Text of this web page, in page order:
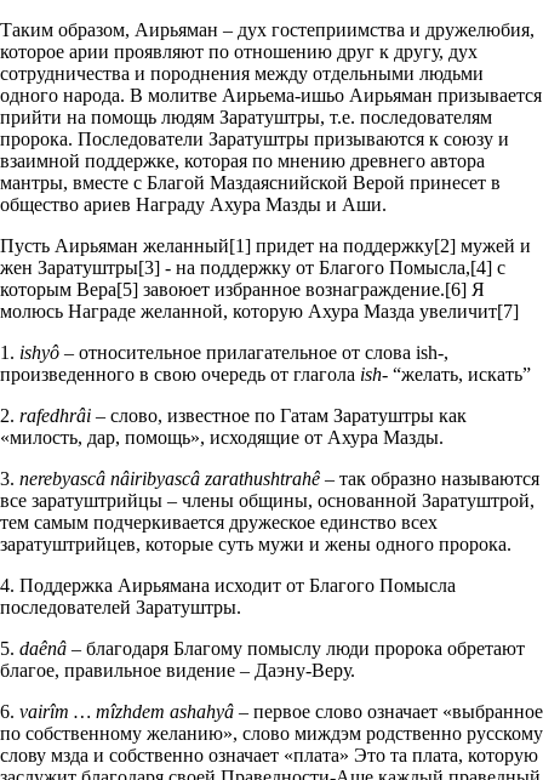
Таким образом, Аирьяман – дух гостеприимства и дружелюбия,
которое арии проявляют по отношению друг к другу, дух
сотрудничества и породнения между отдельными людьми
одного народа. В молитве Аирьема-ишьо Аирьяман призывается
прийти на помощь людям Заратуштры, т.е. последователям
пророка. Последователи Заратуштры призываются к союзу и
взаимной поддержке, которая по мнению древнего автора
мантры, вместе с Благой Маздаяснийской Верой принесет в
общество ариев Награду Ахура Мазды и Аши.
Пусть Аирьяман желанный[1] придет на поддержку[2] мужей и
жен Заратуштры[3] - на поддержку от Благого Помысла,[4] с
которым Вера[5] завоюет избранное вознаграждение.[6] Я
молюсь Награде желанной, которую Ахура Мазда увеличит[7]
1. ishyô – относительное прилагательное от слова ish-,
произведенного в свою очередь от глагола ish- “желать, искать”
2. rafedhrâi – слово, известное по Гатам Заратуштры как
«милость, дар, помощь», исходящие от Ахура Мазды.
3. nerebyascâ nâiribyascâ zarathushtrahê – так образно называются
все заратуштрийцы – члены общины, основанной Заратуштрой,
тем самым подчеркивается дружеское единство всех
заратуштрийцев, которые суть мужи и жены одного пророка.
4. Поддержка Аирьямана исходит от Благого Помысла
последователей Заратуштры.
5. daênâ – благодаря Благому помыслу люди пророка обретают
благое, правильное видение – Даэну-Веру.
6. vairîm … mîzhdem ashahyâ – первое слово означает «выбранное
по собственному желанию», слово миждэм родственно русскому
слову мзда и собственно означает «плата» Это та плата, которую